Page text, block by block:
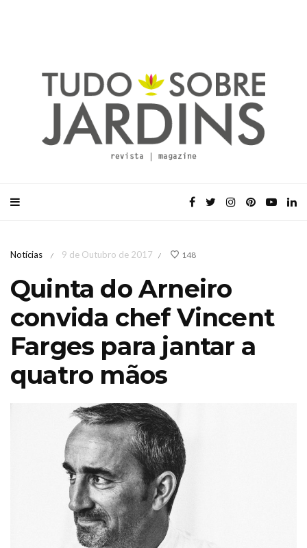
Notícias / 9 de Outubro de 2017 / 148
Quinta do Arneiro
convida chef Vincent
Farges para jantar a
quatro mãos